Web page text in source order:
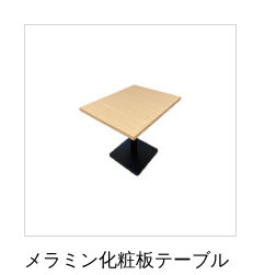
メラミン化粧板テーブル